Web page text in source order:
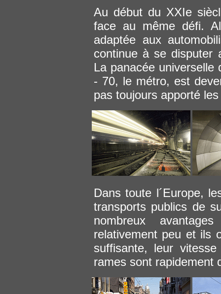
Au début du XXIe
face au même défi.
adaptée aux
continue à se disputer
La panacée
- 70, le métro, est
pas toujours apporté
Dans toute l´Europe,
transports publics de
nombreux
relativement peu et ils
suffisante, leur
rames sont rapidement